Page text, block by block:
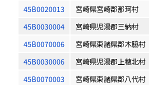
45B0020013
宮崎県宮崎郡那珂村
45B0030004
宮崎県児湯郡三納村
45B0070006
宮崎県東諸県郡木脇村
45B0030006
宮崎県児湯郡上穂北村
45B0070003
宮崎県東諸県郡八代村